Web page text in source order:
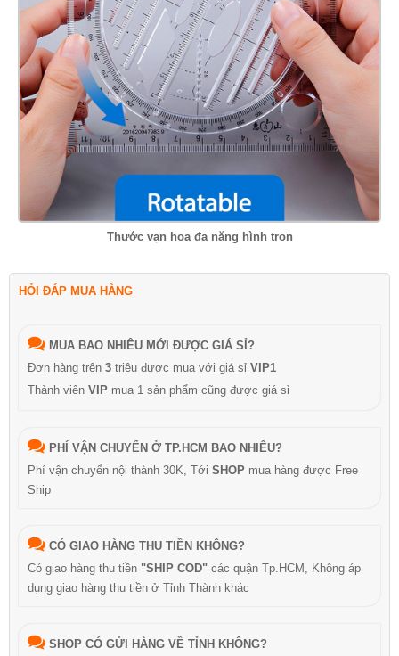
Thước vạn hoa đa năng hình tron
HỎI ĐÁP MUA HÀNG
MUA BAO NHIÊU MỚI ĐƯỢC GIÁ SỈ?
Đơn hàng trên 3 triệu được mua với giá sỉ VIP1
Thành viên VIP mua 1 sản phẩm cũng được giá sỉ
PHÍ VẬN CHUYỂN Ở TP.HCM BAO NHIÊU?
Phí vận chuyển nội thành 30K, Tới SHOP mua hàng được Free
Ship
CÓ GIAO HÀNG THU TIỀN KHÔNG?
Có giao hàng thu tiền "SHIP COD" các quận Tp.HCM, Không áp
dụng giao hàng thu tiền ở Tỉnh Thành khác
SHOP CÓ GỬI HÀNG VỀ TỈNH KHÔNG?